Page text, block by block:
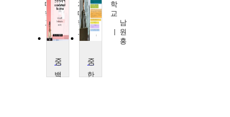
대
학
교
박
종
자
대
학
교
김
범
학
교
남
원
홍
백
한